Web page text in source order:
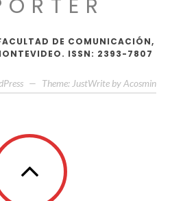
DE COMUNICACIÓN,
ISSN: 2393-7807
— Theme: JustWrite by Acosmin